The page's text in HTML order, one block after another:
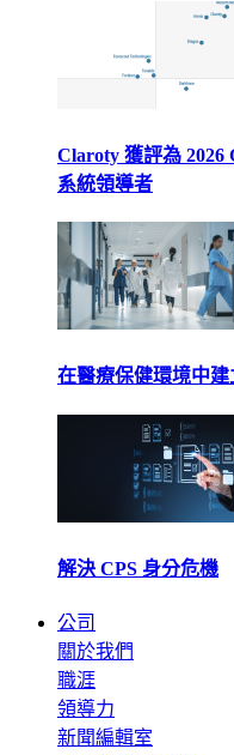
Claroty 獲評為 2026
系統領導者
在醫療保健環境中
解決 CPS 身分危機
公司
關於我們
職涯
領導力
新聞編輯室